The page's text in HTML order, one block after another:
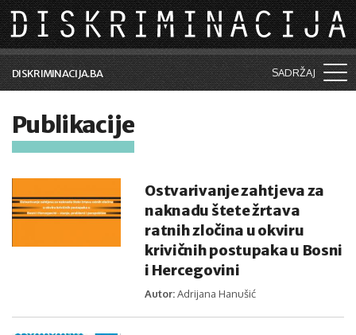
Skip to main content
DISKRIMINACIJA.BA SADRŽAJ
Vijesti i događaji
Kolumne
Publikacije
Ostvarivanje zahtjeva za
naknadu štete žrtava
ratnih zločina u okviru
krivičnih postupaka u Bosni
i Hercegovini
Autor:Adrijana Hanušić